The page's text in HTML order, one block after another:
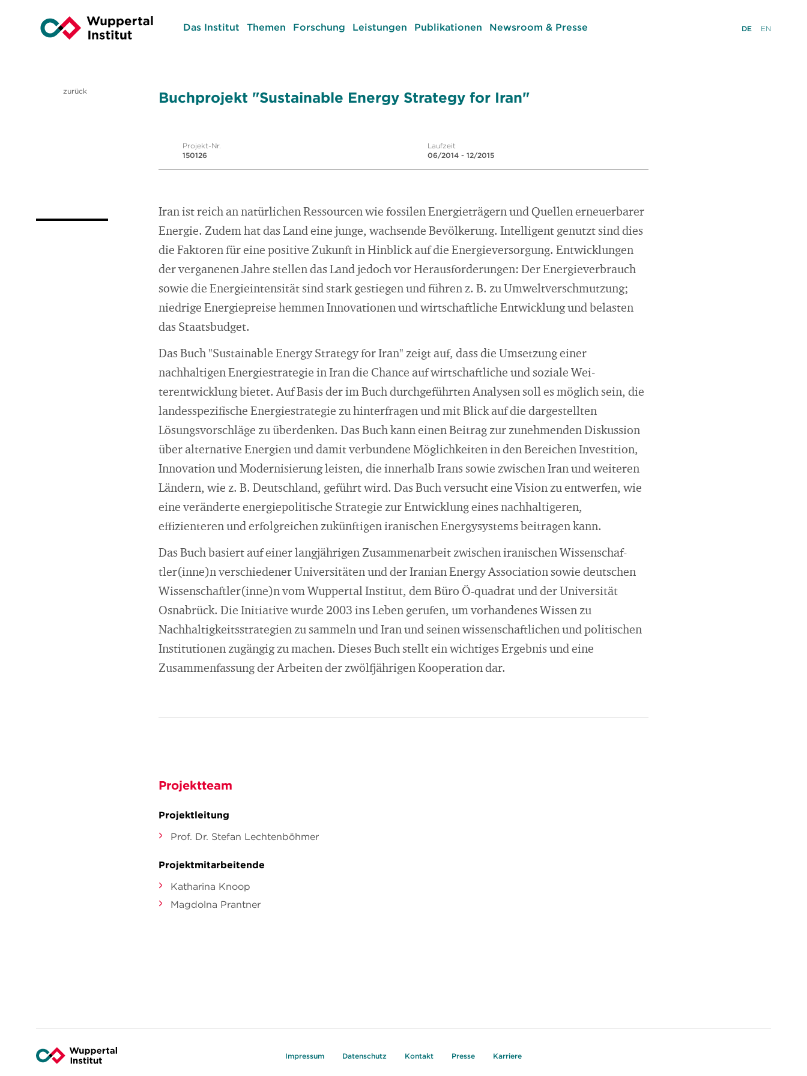
Das Institut Themen Forschung Leistungen Publikationen Newsroom & Presse DE EN
zurück Buchprojekt "Sustainable Energy Strategy for Iran"
Projekt-Nr.
150126
Laufzeit
06/2014 - 12/2015
Iran ist reich an natürlichen Ressourcen wie fossilen Energieträgern und Quellen erneuerbarer
Energie. Zudem hat das Land eine junge, wachsende Bevölkerung. Intelligent genutzt sind dies
die Faktoren für eine positive Zukunft in Hinblick auf die Energieversorgung. Entwicklungen
der verganenen Jahre stellen das Land jedoch vor Herausforderun­gen: Der Energieverbrauch
sowie die Energieintensität sind stark gestiegen und führen z. B. zu Umweltverschmutzung;
niedrige Energiepreise hemmen Innovationen und wirtschaftliche Entwicklung und belasten
das Staatsbudget.
Das Buch "Sustainable Energy Strategy for Iran" zeigt auf, dass die Umsetzung einer
nachhaltigen Energiestrategie in Iran die Chance auf wirtschaftliche und soziale Wei­
terentwicklung bietet. Auf Basis der im Buch durchgeführten Analysen soll es möglich sein, die
landesspezifische Energiestrategie zu hinterfragen und mit Blick auf die dargestellten
Lösungsvorschläge zu überdenken. Das Buch kann einen Beitrag zur zunehmenden Diskussion
über alternative Energien und damit verbundene Möglichkeiten in den Bereichen Investition,
Innovation und Modernisierung leisten, die innerhalb Irans sowie zwischen Iran und weiteren
Ländern, wie z. B. Deutschland, geführt wird. Das Buch versucht eine Vision zu entwerfen, wie
eine veränderte energiepolitische Strategie zur Entwicklung eines nachhaltigeren,
effizienteren und erfolgreichen zukünftigen iranischen Energysystems beitragen kann.
Das Buch basiert auf einer langjährigen Zusam­menarbeit zwischen iranischen Wissenschaf­
tler(inne)n verschiedener Universitäten und der Iranian Energy Association sowie deutschen
Wissenschaftler(inne)n vom Wupper­tal Institut, dem Büro Ö-quadrat und der Universität
Osnabrück. Die Initiative wurde 2003 ins Leben gerufen, um vorhandenes Wissen zu
Nachhaltigkeitsstrategien zu sammeln und Iran und seinen wissenschaftlichen und politischen
Institutionen zugängig zu machen. Dieses Buch stellt ein wichtiges Ergebnis und eine
Zusammenfassung der Arbeiten der zwölfjährigen Kooperation dar.
Projektteam
Projektleitung
Prof. Dr. Stefan Lechtenböhmer
Projektmitarbeitende
Katharina Knoop
Magdolna Prantner
Impressum Datenschutz Kontakt Presse Karriere